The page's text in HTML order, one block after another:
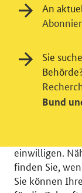
Wir bitten Sie
verschiedene
möchten die
einwilligen.
finden Sie,
Sie können
An
Sie
Bund